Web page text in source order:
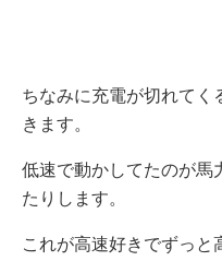
ちなみに充電が切れてく
きます。
低速で動かしてたのが馬
たりします。
これが高速好きでずっと